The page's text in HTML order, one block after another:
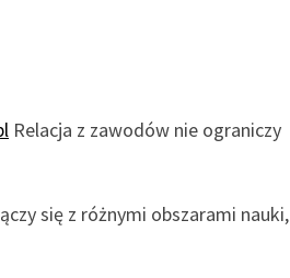
Relacja z zawodów nie ograniczy
się z różnymi obszarami nauki,